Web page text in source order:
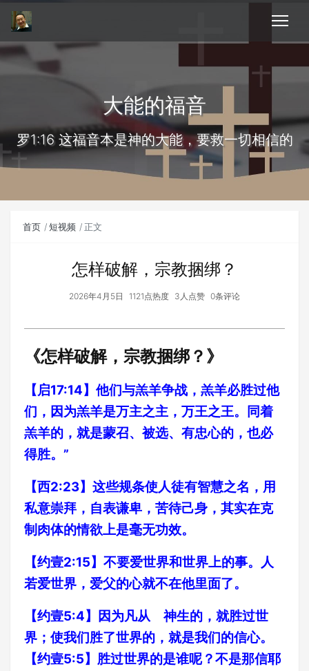
大能的福音
罗1:16 这福音本是神的大能，要救一切相信的
首页 短视频 正文
怎样破解，宗教捆绑？
2026年4月5日 1121点热度 3人点赞 0条评论
《怎样破解，宗教捆绑？》
【启17:14】他们与羔羊争战，羔羊必胜过他
们，因为羔羊是万主之主，万王之王。同着
羔羊的，就是蒙召、被选、有忠心的，也必
得胜。”
【西2:23】这些规条使人徒有智慧之名，用
私意崇拜，自表谦卑，苦待己身，其实在克
制肉体的情欲上是毫无功效。
【约壹2:15】不要爱世界和世界上的事。人
若爱世界，爱父的心就不在他里面了。
【约壹5:4】因为凡从 神生的，就胜过世
界；使我们胜了世界的，就是我们的信心。
【约壹5:5】胜过世界的是谁呢？不是那信耶